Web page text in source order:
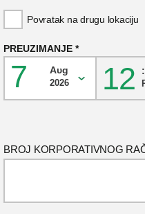
Povratak na drugu lokaciju
PREUZIMANJE
7 Αυg
2026 12
BROJ KORPORATIVNOG